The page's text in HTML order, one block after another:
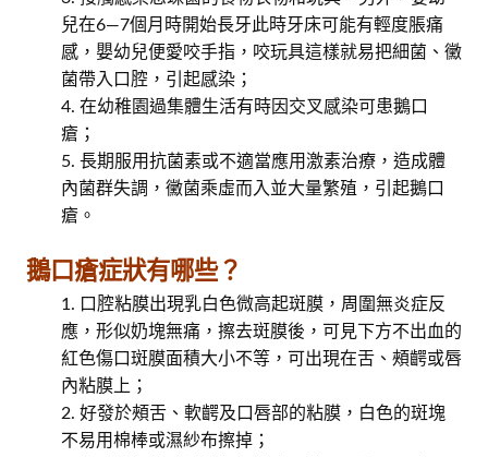
兒在6—7個月時開始長牙此時牙床可能有輕度脹痛
感，嬰幼兒便愛咬手指，咬玩具這樣就易把細菌、黴
菌帶入口腔，引起感染；
在幼稚園過集體生活有時因交叉感染可患鵝口
瘡；
長期服用抗菌素或不適當應用激素治療，造成體
內菌群失調，黴菌乘虛而入並大量繁殖，引起鵝口
瘡。
鵝口瘡症狀有哪些？
口腔粘膜出現乳白色微高起斑膜，周圍無炎症反
應，形似奶塊無痛，擦去斑膜後，可見下方不出血的
紅色傷口斑膜面積大小不等，可出現在舌、頰齶或唇
內粘膜上；
好發於頰舌、軟齶及口唇部的粘膜，白色的斑塊
不易用棉棒或濕紗布擦掉；